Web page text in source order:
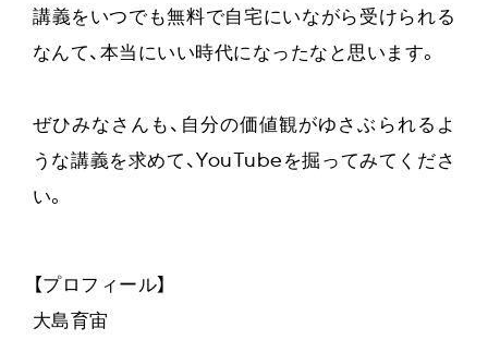
講義をいつでも無料で自宅にいながら受けられる
なんて、本当にいい時代になったなと思います。
ぜひみなさんも、自分の価値観がゆさぶられるよ
うな講義を求めて、YouTubeを掘ってみてくださ
い。
【プロフィール】
大島育宙